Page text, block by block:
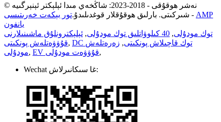
© نەشر ھوقۇقى - 2018-2023: شاڭخەي مىدا ئېلېكتر ئېنېرگىيە
شىركىتى. بارلىق ھوقۇقلار قوغدىلىدۇ.تور بېكەت خەرىتىسى - AMP
يانفون
توك مودۇلى, 40 كىلوۋاتلىق توك مودۇلى , ئېلېكترونلۇق ماشىنىلارنى
قۇۋۋەتلەش پونكىتى, DC توك قاچىلاش پونكىتى, زەرەتلەش
مودۇلى, EV قۇۋۋەت مودۇلى,
Wechat غا سىكانىرلاش: